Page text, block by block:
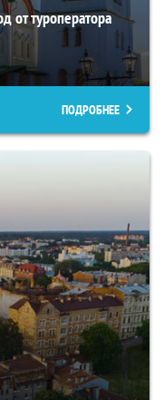
от туроператора
ПОДРОБНЕЕ